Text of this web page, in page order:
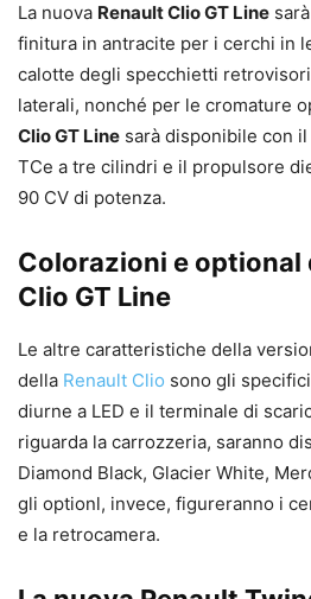
La nuova Renault Clio GT Line
finitura in antracite per i cerchi in
calotte degli specchietti
laterali, nonché per le cromature
Clio GT Line sarà disponibile con
TCe a tre cilindri e il propulsore
90 CV di potenza.
Colorazioni e optional
Clio GT Line
Le altre caratteristiche della
della Renault Clio sono gli
diurne a LED e il terminale di
riguarda la carrozzeria, saranno
Diamond Black, Glacier White,
gli optionl, invece, figureranno i
e la retrocamera.